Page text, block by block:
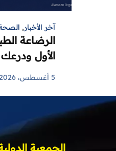
آخر الأخبار,
الرضاعة
الأول
5 أغسطس، 2026
الجمعية